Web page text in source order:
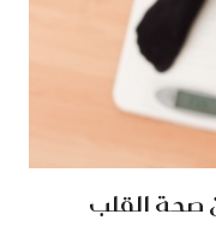
صحة القلب